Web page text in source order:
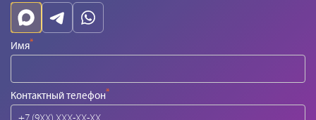
Имя*
Контактный телефон*